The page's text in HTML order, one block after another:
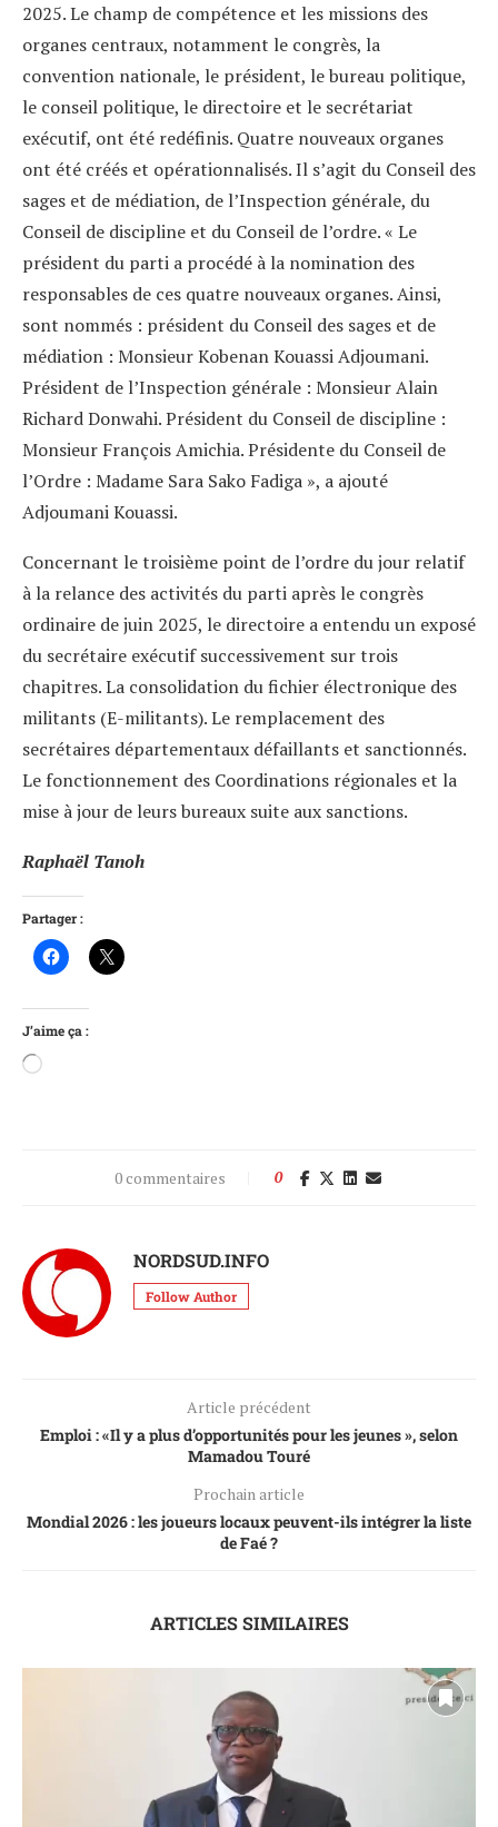
2025. Le champ de compétence et les missions des
organes centraux, notamment le congrès, la
convention nationale, le président, le bureau politique,
le conseil politique, le directoire et le secrétariat
exécutif, ont été redéfinis. Quatre nouveaux organes
ont été créés et opérationnalisés. Il s’agit du Conseil des
sages et de médiation, de l’Inspection générale, du
Conseil de discipline et du Conseil de l’ordre. « Le
président du parti a procédé à la nomination des
responsables de ces quatre nouveaux organes. Ainsi,
sont nommés : président du Conseil des sages et de
médiation : Monsieur Kobenan Kouassi Adjoumani.
Président de l’Inspection générale : Monsieur Alain
Richard Donwahi. Président du Conseil de discipline :
Monsieur François Amichia. Présidente du Conseil de
l’Ordre : Madame Sara Sako Fadiga », a ajouté
Adjoumani Kouassi.
Concernant le troisième point de l’ordre du jour relatif
à la relance des activités du parti après le congrès
ordinaire de juin 2025, le directoire a entendu un exposé
du secrétaire exécutif successivement sur trois
chapitres. La consolidation du fichier électronique des
militants (E-militants). Le remplacement des
secrétaires départementaux défaillants et sanctionnés.
Le fonctionnement des Coordinations régionales et la
mise à jour de leurs bureaux suite aux sanctions.
Raphaël Tanoh
Partager :
J’aime ça :
0 commentaires 0
NORDSUD.INFO
Follow Author
Article précédent
Emploi : «Il y a plus d’opportunités pour les jeunes », selon
Mamadou Touré
Prochain article
Mondial 2026 : les joueurs locaux peuvent-ils intégrer la liste
de Faé ?
ARTICLES SIMILAIRES